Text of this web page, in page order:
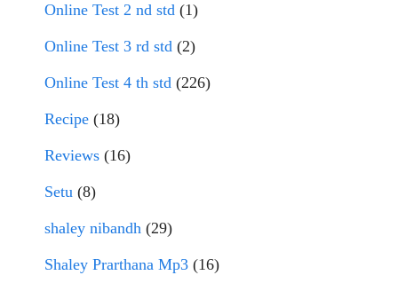
Online Test 2 nd std (1)
Online Test 3 rd std (2)
Online Test 4 th std (226)
Recipe (18)
Reviews (16)
Setu (8)
shaley nibandh (29)
Shaley Prarthana Mp3 (16)